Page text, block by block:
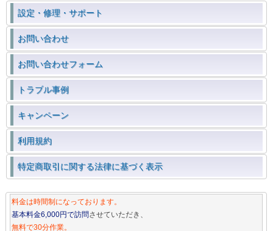
設定・修理・サポート
お問い合わせ
お問い合わせフォーム
トラブル事例
キャンペーン
利用規約
特定商取引に関する法律に基づく表示
料金は時間制になっております。
基本料金6,000円で訪問させていただき、
無料で30分作業。